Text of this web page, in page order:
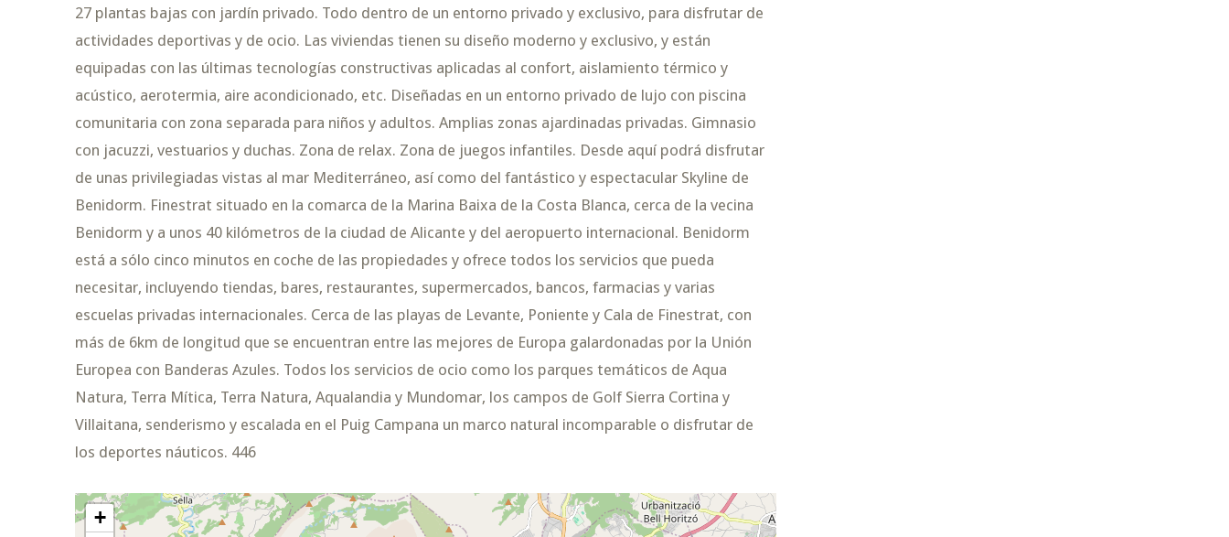
27 plantas bajas con jardín privado. Todo dentro de un entorno privado y exclusivo, para disfrutar de
actividades deportivas y de ocio. Las viviendas tienen su diseño moderno y exclusivo, y están
equipadas con las últimas tecnologías constructivas aplicadas al confort, aislamiento térmico y
acústico, aerotermia, aire acondicionado, etc. Diseñadas en un entorno privado de lujo con piscina
comunitaria con zona separada para niños y adultos. Amplias zonas ajardinadas privadas. Gimnasio
con jacuzzi, vestuarios y duchas. Zona de relax. Zona de juegos infantiles. Desde aquí podrá disfrutar
de unas privilegiadas vistas al mar Mediterráneo, así como del fantástico y espectacular Skyline de
Benidorm. Finestrat situado en la comarca de la Marina Baixa de la Costa Blanca, cerca de la vecina
Benidorm y a unos 40 kilómetros de la ciudad de Alicante y del aeropuerto internacional. Benidorm
está a sólo cinco minutos en coche de las propiedades y ofrece todos los servicios que pueda
necesitar, incluyendo tiendas, bares, restaurantes, supermercados, bancos, farmacias y varias
escuelas privadas internacionales. Cerca de las playas de Levante, Poniente y Cala de Finestrat, con
más de 6km de longitud que se encuentran entre las mejores de Europa galardonadas por la Unión
Europea con Banderas Azules. Todos los servicios de ocio como los parques temáticos de Aqua
Natura, Terra Mítica, Terra Natura, Aqualandia y Mundomar, los campos de Golf Sierra Cortina y
Villaitana, senderismo y escalada en el Puig Campana un marco natural incomparable o disfrutar de
los deportes náuticos. 446
+